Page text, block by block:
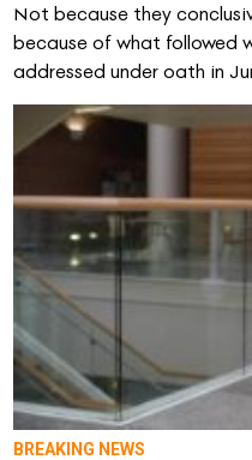
Not because they
because of what followed
addressed under oath in
BREAKING NEWS